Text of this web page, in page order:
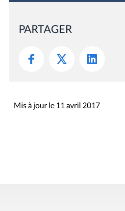
PARTAGER
Mis à jour le 11 avril 2017